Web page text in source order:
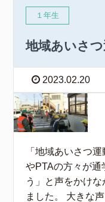
１年生
地域あいさ
2023.02.20
「地域あいさつ
やPTAの方々が通
う」と声をかけ
ました。 大きな